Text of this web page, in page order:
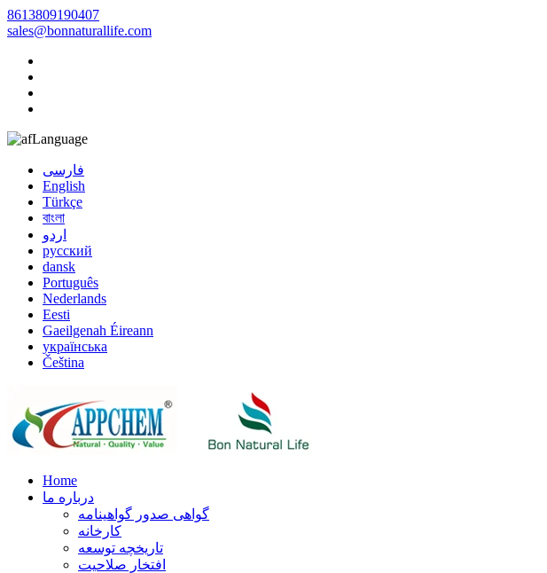
8613809190407
sales@bonnaturallife.com
Language
فارسی
English
Türkçe
বাংলা
اردو
русский
dansk
Português
Nederlands
Eesti
Gaeilgenah Éireann
українська
Čeština
Home
درباره ما
گواهی صدور گواهینامه
کارخانه
تاریخچه توسعه
افتخار صلاحیت